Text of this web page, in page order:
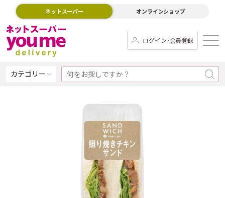
ネットスーパー オンラインショップ
ログイン･会員登録
カテゴリー